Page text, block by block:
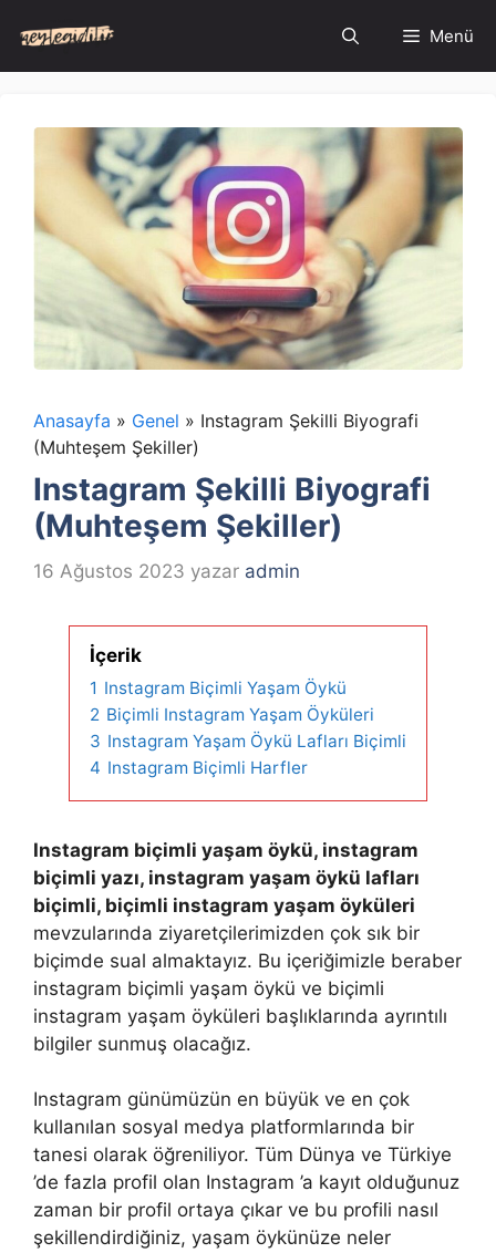
atla
Menü
Anasayfa » Genel » Instagram Şekilli Biyografi
(Muhteşem Şekiller)
Instagram Şekilli Biyografi
(Muhteşem Şekiller)
16 Ağustos 2023 yazar admin
İçerik
1 Instagram Biçimli Yaşam Öykü
2 Biçimli Instagram Yaşam Öyküleri
3 Instagram Yaşam Öykü Lafları Biçimli
4 Instagram Biçimli Harfler
Instagram biçimli yaşam öykü, instagram
biçimli yazı, instagram yaşam öykü lafları
biçimli, biçimli instagram yaşam öyküleri
mevzularında ziyaretçilerimizden çok sık bir
biçimde sual almaktayız. Bu içeriğimizle beraber
instagram biçimli yaşam öykü ve biçimli
instagram yaşam öyküleri başlıklarında ayrıntılı
bilgiler sunmuş olacağız.
Instagram günümüzün en büyük ve en çok
kullanılan sosyal medya platformlarında bir
tanesi olarak öğreniliyor. Tüm Dünya ve Türkiye
’de fazla profil olan Instagram ’a kayıt olduğunuz
zaman bir profil ortaya çıkar ve bu profili nasıl
şekillendirdiğiniz, yaşam öykünüze neler